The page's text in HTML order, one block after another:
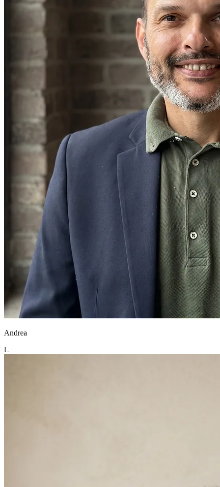
Andrea
L